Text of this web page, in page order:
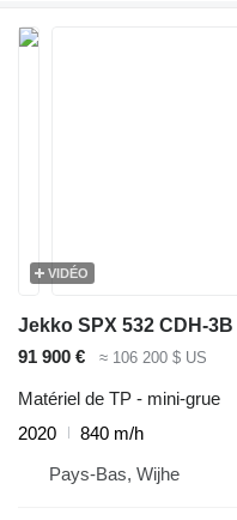
VIDÉO
Jekko SPX 532 CDH-3B
91 900 €
≈ 106 200 $ US
Matériel de TP - mini-grue
2020
840 m/h
Pays-Bas, Wijhe